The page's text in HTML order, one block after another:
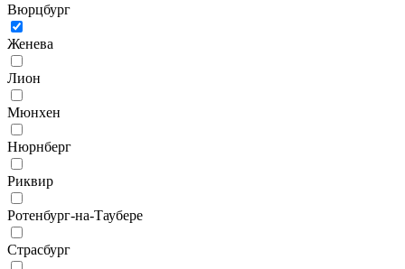
Вюрцбург
Женева
Лион
Мюнхен
Нюрнберг
Риквир
Ротенбург-на-Таубере
Страсбург